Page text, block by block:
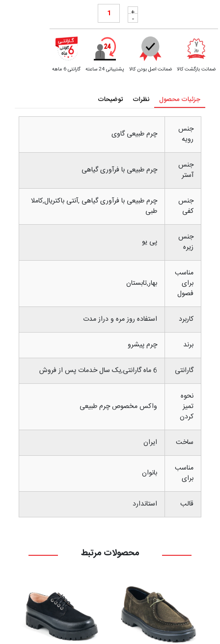
+
-
ضمانت بازگشت کالا ضمانت اصل بودن کالا پشتیبانی 24 ساعته گارانتی 6 ماهه
جزئیات محصول نظرات توضیحات
جنس
رویه
چرم طبیعی گاوی
جنس
آستر
چرم طبیعی با فرآوری گیاهی
جنس
کفی
چرم طبیعی با فرآوری گیاهی ,آنتی باکتریال,کاملا
طبی
جنس
زیره
پی یو
مناسب
برای
فصول
بهار,تابستان
کاربرد استفاده روز مره و دراز مدت
برند چرم پیشرو
گارانتی 6 ماه گارانتی,یک سال خدمات پس از فروش
نحوه
تمیز
کردن
واکس مخصوص چرم طبیعی
ساخت ایران
مناسب
برای
بانوان
قالب استاندارد
محصولات مرتبط